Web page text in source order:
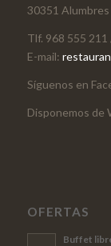
30351
Tlf. 968 555
E-mail:
Síguenos en
Disponemos de
OFERTAS
Buffet